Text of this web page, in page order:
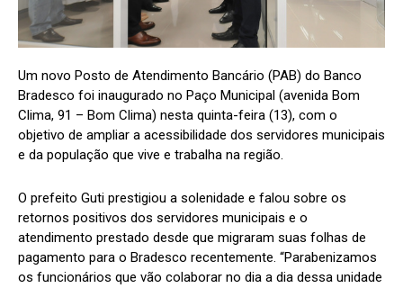
Um novo Posto de Atendimento Bancário (PAB) do Banco
Bradesco foi inaugurado no Paço Municipal (avenida Bom
Clima, 91 – Bom Clima) nesta quinta-feira (13), com o
objetivo de ampliar a acessibilidade dos servidores municipais
e da população que vive e trabalha na região.
O prefeito Guti prestigiou a solenidade e falou sobre os
retornos positivos dos servidores municipais e o
atendimento prestado desde que migraram suas folhas de
pagamento para o Bradesco recentemente. “Parabenizamos
os funcionários que vão colaborar no dia a dia dessa unidade